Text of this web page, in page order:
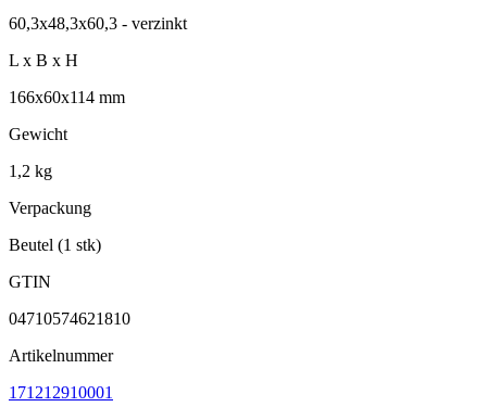
60,3x48,3x60,3 - verzinkt
L x B x H
166x60x114 mm
Gewicht
1,2 kg
Verpackung
Beutel (1 stk)
GTIN
04710574621810
Artikelnummer
171212910001